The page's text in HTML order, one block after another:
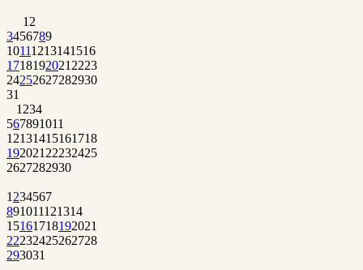
1 2
3456789
10111213141516
1718192021 2223
24252627282930
31
1 234
567891011
12131415161718
192021 22232425
2627282930
1 234567
891011121314
15161718192021
22232425262728
293031